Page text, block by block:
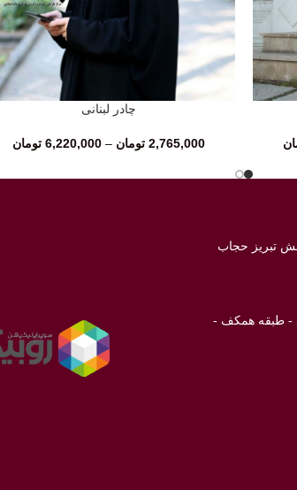
چادر لبنانی
2,765,000 تومان –
6,220,000 تومان
تبریز حجاب
- طبقه همکف -